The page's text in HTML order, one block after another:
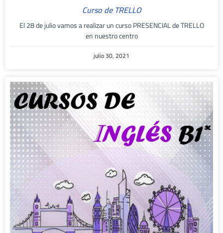
Curso de TRELLO
El 28 de julio vamos a realizar un curso PRESENCIAL de TRELLO
en nuestro centro
julio 30, 2021